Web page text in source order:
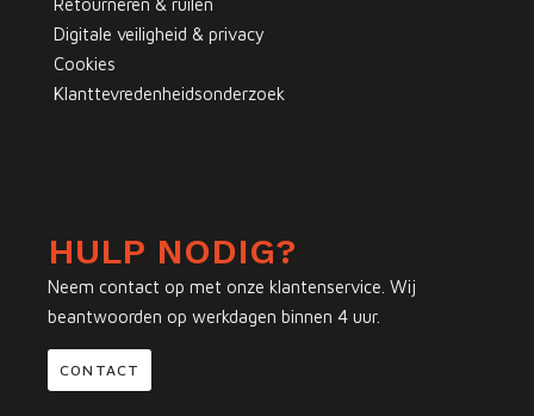
Digitale veiligheid & privacy
Cookies
Klanttevredenheidsonderzoek
HULP NODIG?
Neem contact op met onze klantenservice. Wij
beantwoorden op werkdagen binnen 4 uur.
CONTACT